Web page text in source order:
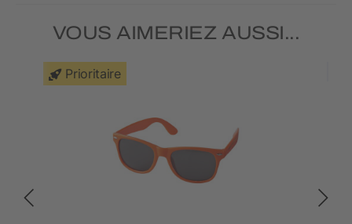
VOUS AIMERIEZ AUSSI...
Prioritaire